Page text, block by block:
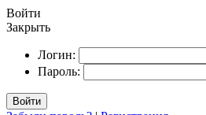
Войти
Закрыть
Логин:
Пароль:
Войти